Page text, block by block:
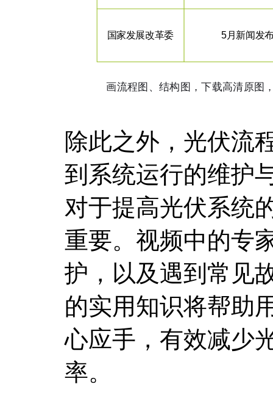
除此之外，光伏流
到系统运行的维护
对于提高光伏系统
重要。视频中的专
护，以及遇到常见
的实用知识将帮助
心应手，有效减少
率。